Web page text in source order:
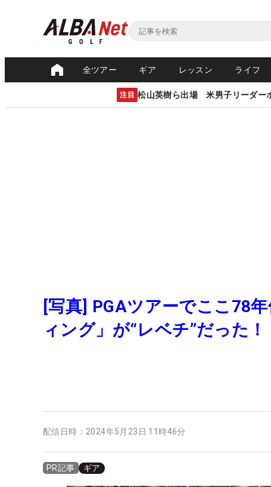
全ツアー ギア レッスン ライフ
注目 松山英樹ら出場 米男子リーダー
[写真] PGAツアーでここ78
ィング」が“レベチ”だった！
配信日時： 2024年5月23日 11時46分
PR記事 ギア